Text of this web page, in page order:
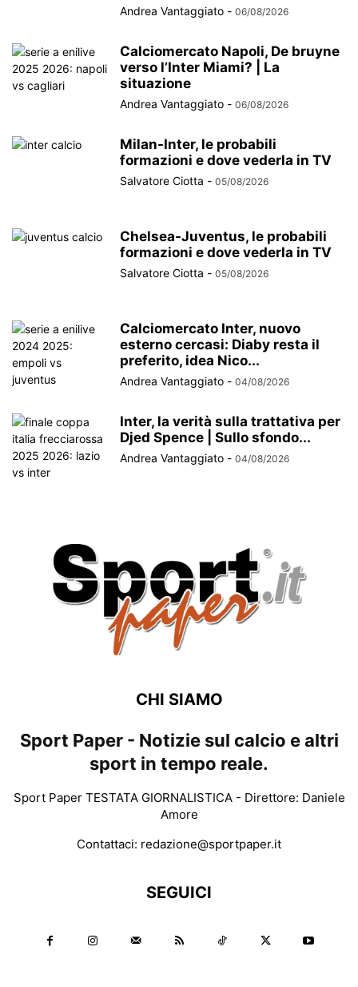
Andrea Vantaggiato - 06/08/2026
Calciomercato Napoli, De bruyne
verso l’Inter Miami? | La
situazione
Andrea Vantaggiato - 06/08/2026
Milan-Inter, le probabili
formazioni e dove vederla in TV
Salvatore Ciotta - 05/08/2026
Chelsea-Juventus, le probabili
formazioni e dove vederla in TV
Salvatore Ciotta - 05/08/2026
Calciomercato Inter, nuovo
esterno cercasi: Diaby resta il
preferito, idea Nico...
Andrea Vantaggiato - 04/08/2026
Inter, la verità sulla trattativa per
Djed Spence | Sullo sfondo...
Andrea Vantaggiato - 04/08/2026
CHI SIAMO
Sport Paper - Notizie sul calcio e altri
sport in tempo reale.
Sport Paper TESTATA GIORNALISTICA - Direttore: Daniele
Amore
Contattaci: redazione@sportpaper.it
SEGUICI